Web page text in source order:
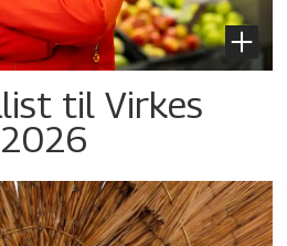
til Virkes